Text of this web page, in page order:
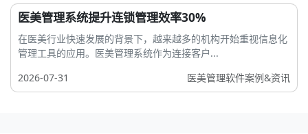
医美管理系统提升连锁管理效率30%
在医美行业快速发展的背景下，越来越多的机构开始重视信息化
管理工具的应用。医美管理系统作为连接客户...
2026-07-31
医美管理软件案例&资讯